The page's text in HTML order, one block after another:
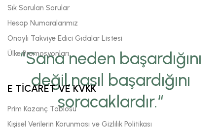
“Sana neden başardığını
değil,nasıl başardığını
soracaklardır.“
Sık Sorulan Sorular
Hesap Numaralarımız
Onaylı Takviye Edici Gıdalar Listesi
Ülke Promosyonları
E TİCARET VE KVKK
Prim Kazanç Tablosu
Kişisel Verilerin Korunması ve Gizlilik Politikası